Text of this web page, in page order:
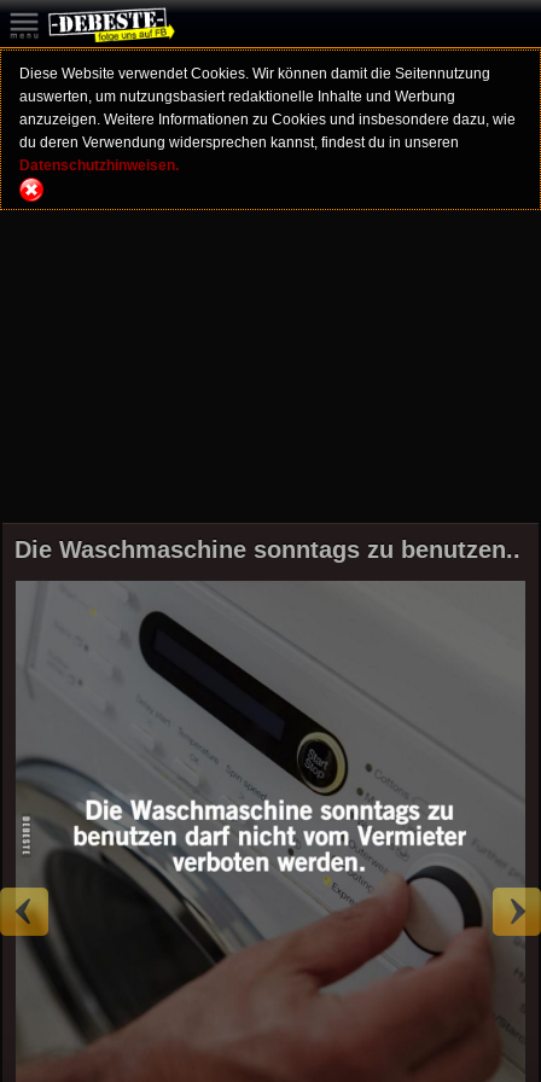
Diese Website verwendet Cookies. Wir können damit die Seitennutzung
auswerten, um nutzungsbasiert redaktionelle Inhalte und Werbung
anzuzeigen. Weitere Informationen zu Cookies und insbesondere dazu, wie
du deren Verwendung widersprechen kannst, findest du in unseren
Datenschutzhinweisen.
Die Waschmaschine sonntags zu benutzen..